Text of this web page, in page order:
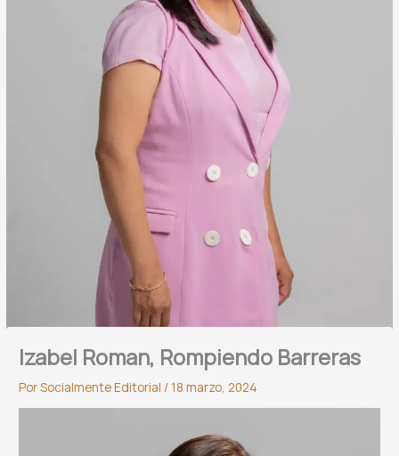
Izabel Roman, Rompiendo Barreras
PorSocialmente Editorial / 18 marzo, 2024